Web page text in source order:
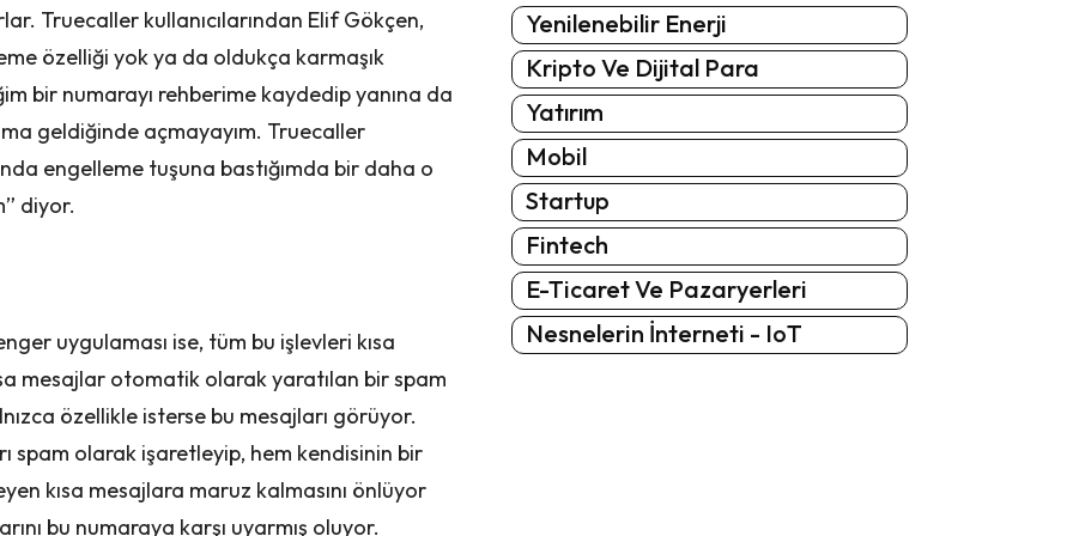
Truecaller kullanıcılarından Elif Gökçen,
özelliği yok ya da oldukça karmaşık
bir numarayı rehberime kaydedip yanına da
geldiğinde açmayayım. Truecaller
engelleme tuşuna bastığımda bir daha o
diyor.
uygulaması ise, tüm bu işlevleri kısa
mesajlar otomatik olarak yaratılan bir spam
özellikle isterse bu mesajları görüyor.
spam olarak işaretleyip, hem kendisinin bir
kısa mesajlara maruz kalmasını önlüyor
bu numaraya karşı uyarmış oluyor.
Yenilenebilir Enerji
Kripto Ve Dijital Para
Yatırım
Mobil
Startup
Fintech
E-Ticaret Ve Pazaryerleri
Nesnelerin İnterneti - IoT